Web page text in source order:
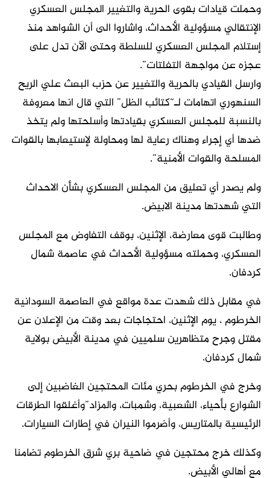
وحملت قيادات بقوى الحرية والتغيير المجلس العسكري
الإنتقالي مسؤولية الأحداث، واشاروا الى أن الشواهد منذ
إستلام المجلس العسكري للسلطة وحتى الآن تدل على
عجزه عن مواجهة التفلتات”.
وارسل القيادي بالحرية والتغيير عن حزب البعث علي الريح
السنهوري اتهامات لـ“كتائب الظل” التي قال انها معروفة
بالنسبة للمجلس العسكري بقيادتها وأسلحتها ولم يتخذ
ضدها أي إجراء وهناك رعاية لها ومحاولة لإستيعابها بالقوات
المسلحة والقوات الأمنية”.
ولم يصدر أي تعليق من المجلس العسكري بشأن الاحداث
التي شهدتها مدينة الابيض.
وطالبت قوى معارضة، الإثنين، بوقف التفاوض مع المجلس
العسكري، وحملته مسؤولية الأحداث في عاصمة شمال
كردفان.
في مقابل ذلك شهدت عدة مواقع في العاصمة السودانية
الخرطوم ، يوم الإثنين، احتجاجات بعد وقت من الإعلان عن
مقتل وجرح متظاهرين سلميين في مدينة الأبيض بولاية
شمال كردفان.
وخرج في الخرطوم بحري مئات المحتجين الغاضبين إلى
الشوارع بأحياء، الشعبية، وشمبات، والمزاد”وأغلقوا الطرقات
الرئيسية بالمتاريس، وأضرموا النيران في إطارات السيارات.
وكذلك خرج محتجين في ضاحية بري شرق الخرطوم تضامنا
مع أهالي الأبيض.